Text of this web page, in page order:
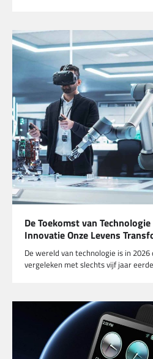
De Toekomst van
Innovatie Onze Levens
De wereld van technologie is in
vergeleken met slechts vijf jaar